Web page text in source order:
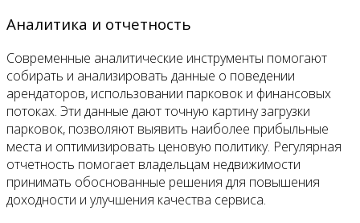
Аналитика и отчетность
Современные аналитические инструменты помогают
собирать и анализировать данные о поведении
арендаторов, использовании парковок и финансовых
потоках. Эти данные дают точную картину загрузки
парковок, позволяют выявить наиболее прибыльные
места и оптимизировать ценовую политику. Регулярная
отчетность помогает владельцам недвижимости
принимать обоснованные решения для повышения
доходности и улучшения качества сервиса.